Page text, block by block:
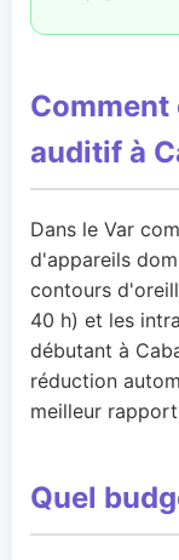
auditif à
Dans le Var
d'appareils
contours
40 h) et les
débutant à
réduction
meilleur
Quel